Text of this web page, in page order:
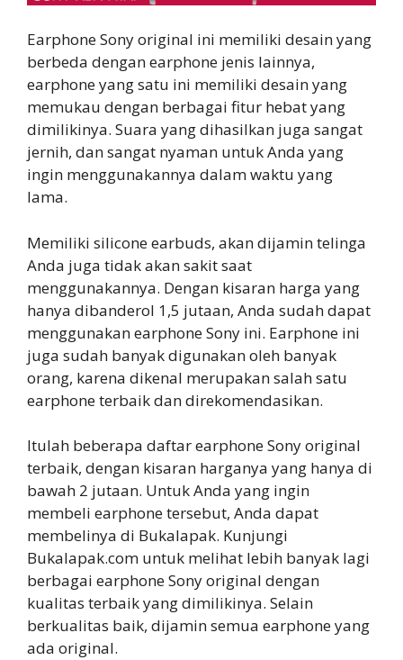
Earphone Sony original ini memiliki desain yang
berbeda dengan earphone jenis lainnya,
earphone yang satu ini memiliki desain yang
memukau dengan berbagai fitur hebat yang
dimilikinya. Suara yang dihasilkan juga sangat
jernih, dan sangat nyaman untuk Anda yang
ingin menggunakannya dalam waktu yang
lama.
Memiliki silicone earbuds, akan dijamin telinga
Anda juga tidak akan sakit saat
menggunakannya. Dengan kisaran harga yang
hanya dibanderol 1,5 jutaan, Anda sudah dapat
menggunakan earphone Sony ini. Earphone ini
juga sudah banyak digunakan oleh banyak
orang, karena dikenal merupakan salah satu
earphone terbaik dan direkomendasikan.
Itulah beberapa daftar earphone Sony original
terbaik, dengan kisaran harganya yang hanya di
bawah 2 jutaan. Untuk Anda yang ingin
membeli earphone tersebut, Anda dapat
membelinya di Bukalapak. Kunjungi
Bukalapak.com untuk melihat lebih banyak lagi
berbagai earphone Sony original dengan
kualitas terbaik yang dimilikinya. Selain
berkualitas baik, dijamin semua earphone yang
ada original.